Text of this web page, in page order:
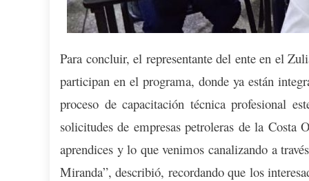
Para concluir, el representante del ente en el
participan en el programa, donde ya están
proceso de capacitación técnica profesional
solicitudes de empresas petroleras de la Costa
aprendices y lo que venimos canalizando a
Miranda”, describió, recordando que los